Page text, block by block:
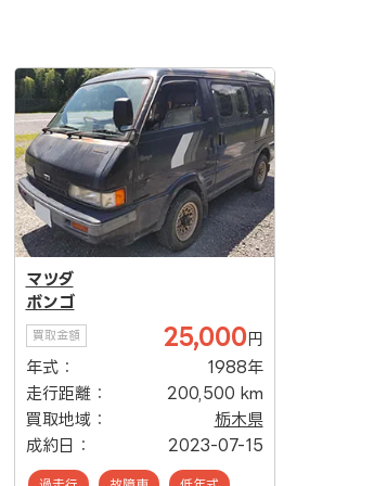
マツダ
ボンゴ
買取金額 25,000円
年式：
1988年
走行距離：
200,500 km
買取地域：
栃木県
成約日：
2023-07-15